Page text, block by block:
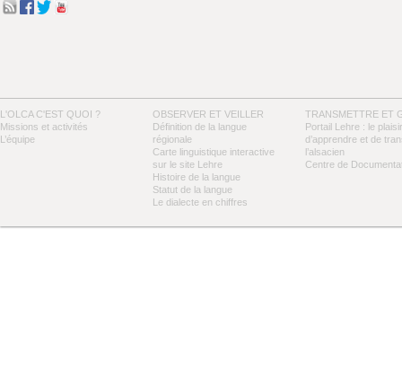
L'OLCA C'EST QUOI ?
Missions et activités
L’équipe
OBSERVER ET VEILLER
Définition de la langue
régionale
Carte linguistique interactive
sur le site Lehre
Histoire de la langue
Statut de la langue
Le dialecte en chiffres
TRANSMETTRE ET
Portail Lehre : le plaisir
d’apprendre et de
l’alsacien
Centre de